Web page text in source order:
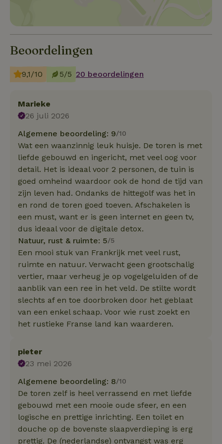
Beoordelingen
9,1/10 5/5 20 beoordelingen
Marieke
26 juli 2026
Algemene beoordeling: 9/10
Wat een waanzinnig leuk huisje. De toren is met
liefde gebouwd en ingericht, met veel oog voor
detail. Het is ideaal voor 2 personen, de tuin is
goed omheind waardoor ook de hond de tijd van
zijn leven had. Ondanks de hittegolf was het in
en rond de toren goed toeven. Afschakelen is
een must, want er is geen internet en geen tv,
dus ideaal voor de digitale detox.
Natuur, rust & ruimte: 5/5
Een mooi stuk van Frankrijk met veel rust,
ruimte en natuur. Verwacht geen grootschalig
vertier, maar verheug je op vogelgeluiden of de
aanblik van een ree in het veld. De stilte wordt
slechts af en toe doorbroken door het geblaat
van een enkel schaap. Voor wie rust zoekt en
het rustieke Franse land kan waarderen.
pieter
23 mei 2026
Algemene beoordeling: 8/10
De toren zelf is heel verrassend en met liefde
gebouwd met een mooie oude sfeer, en een
logische en prettige inrichting. Een toilet en
douche op de bovenste slaapverdieping is erg
prettig. De (nederlandse) ontvangst was erg